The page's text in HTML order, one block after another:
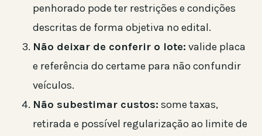
penhorado pode ter restrições e condições
descritas de forma objetiva no edital.
Não deixar de conferir o lote: valide placa
e referência do certame para não confundir
veículos.
Não subestimar custos: some taxas,
retirada e possível regularização ao limite de